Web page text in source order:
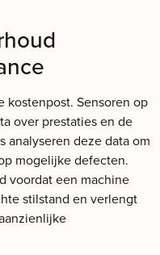
kostenpost. Sensoren op
over prestaties en de
analyseren deze data om
mogelijke defecten.
voordat een machine
stilstand en verlengt